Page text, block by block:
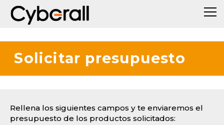
Solicitar presupuesto
Rellena los siguientes campos y te enviaremos el
presupuesto de los productos solicitados: